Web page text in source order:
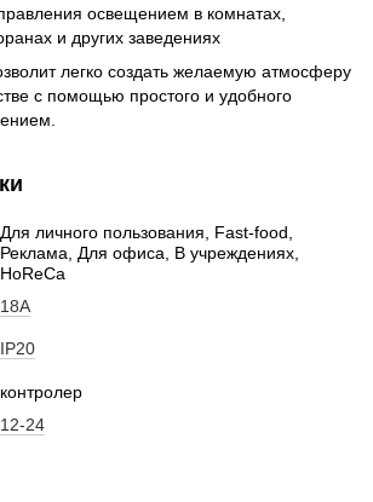
освещением в комнатах,
и других заведениях
легко создать желаемую атмосферу
с помощью простого и удобного
Для личного пользования, Fast-food,
Реклама, Для офиса, В учреждениях,
HoReCa
18А
ІР20
контролер
12-24